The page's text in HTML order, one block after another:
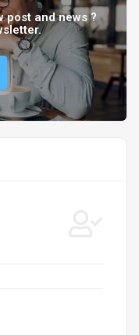
post and news ?